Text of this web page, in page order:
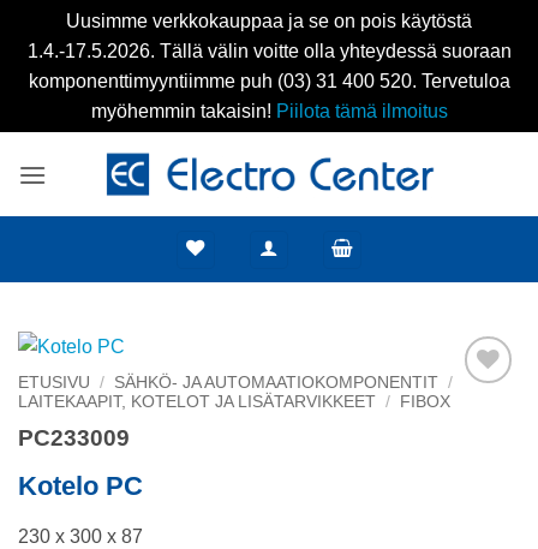
Uusimme verkkokauppaa ja se on pois käytöstä
1.4.-17.5.2026. Tällä välin voitte olla yhteydessä suoraan
komponenttimyyntiimme puh (03) 31 400 520. Tervetuloa
myöhemmin takaisin! Piilota tämä ilmoitus
ETUSIVU / SÄHKÖ- JA AUTOMAATIOKOMPONENTIT /
LAITEKAAPIT, KOTELOT JA LISÄTARVIKKEET / FIBOX
PC233009
Kotelo PC
230 x 300 x 87